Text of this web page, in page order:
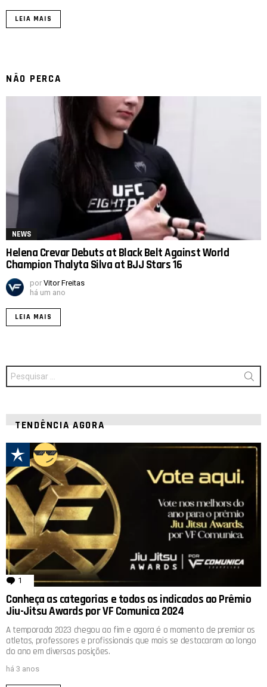
LEIA MAIS
NÃO PERCA
NEWS
Helena Crevar Debuts at Black Belt Against World
Champion Thalyta Silva at BJJ Stars 16
por Vitor Freitas
há um ano
LEIA MAIS
Procurar
por:
TENDÊNCIA AGORA
1 comentário
Conheça as categorias e todos os indicados ao Prêmio
Jiu-Jitsu Awards por VF Comunica 2024
A temporada 2023 chegou ao fim e agora é o momento de premiar os
atletas, professores e profissionais que mais se destacaram ao longo
do ano em diversas posições.
há 3 anos